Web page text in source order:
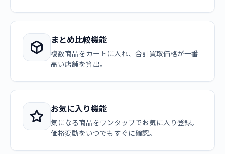
まとめ比較機能
複数商品をカートに入れ、合計買取価格が一番
高い店舗を算出。
お気に入り機能
気になる商品をワンタップでお気に入り登録。
価格変動をいつでもすぐに確認。